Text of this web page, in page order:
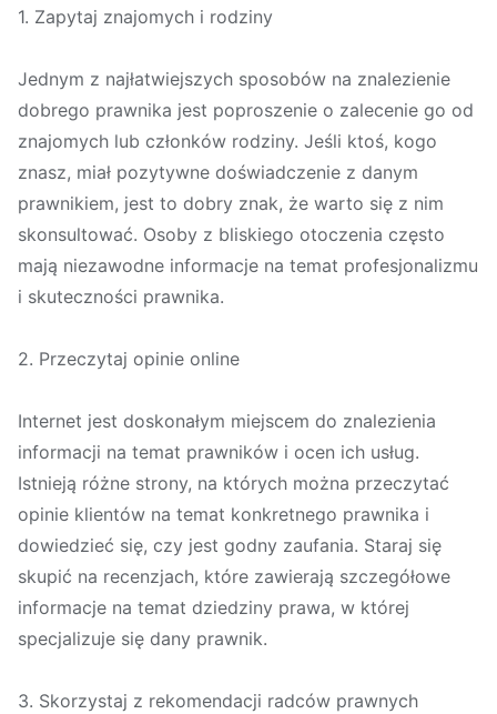
1. Zapytaj znajomych i rodziny
Jednym z najłatwiejszych sposobów na znalezienie
dobrego prawnika jest poproszenie o zalecenie go od
znajomych lub członków rodziny. Jeśli ktoś, kogo
znasz, miał pozytywne doświadczenie z danym
prawnikiem, jest to dobry znak, że warto się z nim
skonsultować. Osoby z bliskiego otoczenia często
mają niezawodne informacje na temat profesjonalizmu
i skuteczności prawnika.
2. Przeczytaj opinie online
Internet jest doskonałym miejscem do znalezienia
informacji na temat prawników i ocen ich usług.
Istnieją różne strony, na których można przeczytać
opinie klientów na temat konkretnego prawnika i
dowiedzieć się, czy jest godny zaufania. Staraj się
skupić na recenzjach, które zawierają szczegółowe
informacje na temat dziedziny prawa, w której
specjalizuje się dany prawnik.
3. Skorzystaj z rekomendacji radców prawnych